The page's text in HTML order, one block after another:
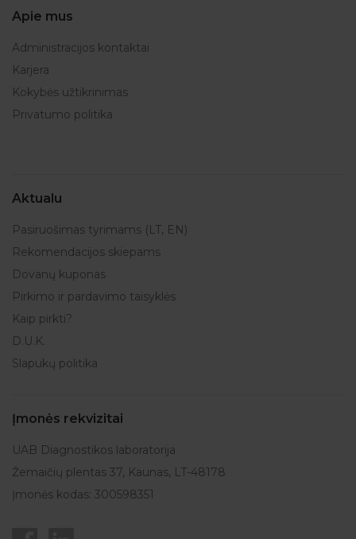
Apie mus
Administracijos kontaktai
Karjera
Kokybės užtikrinimas
Privatumo politika
Aktualu
Pasiruošimas tyrimams (LT, EN)
Rekomendacijos skiepams
Dovanų kuponas
Pirkimo ir pardavimo taisyklės
Kaip pirkti?
D.U.K.
Slapukų politika
Įmonės rekvizitai
UAB Diagnostikos laboratorija
Žemaičių plentas 37, Kaunas, LT-48178
Įmonės kodas: 300598351